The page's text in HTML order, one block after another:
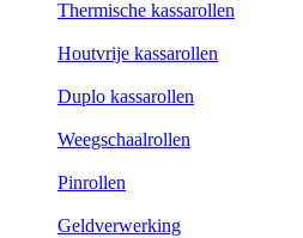
Thermische kassarollen
Houtvrije kassarollen
Duplo kassarollen
Weegschaalrollen
Pinrollen
Geldverwerking